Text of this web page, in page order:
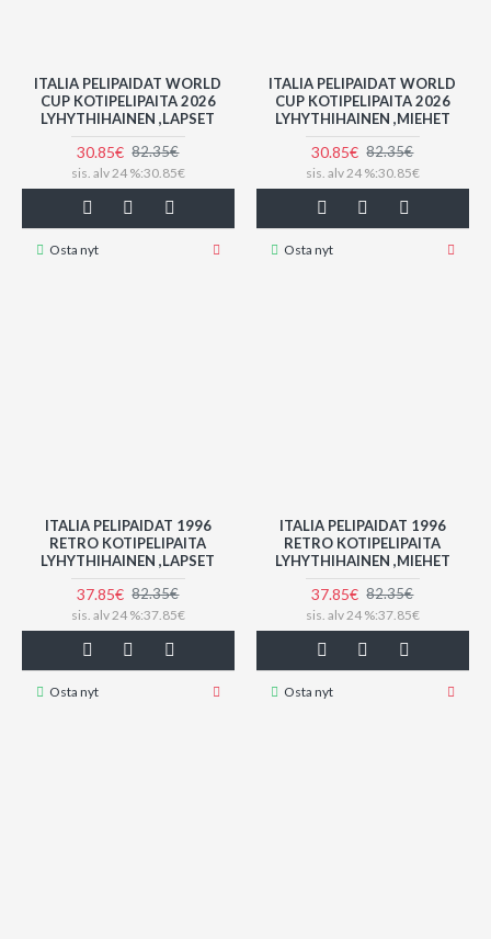
ITALIA PELIPAIDAT WORLD
CUP KOTIPELIPAITA 2026
LYHYTHIHAINEN ,LAPSET
30.85€ 82.35€
sis. alv 24 %:30.85€
Osta nyt
ITALIA PELIPAIDAT WORLD
CUP KOTIPELIPAITA 2026
LYHYTHIHAINEN ,MIEHET
30.85€ 82.35€
sis. alv 24 %:30.85€
Osta nyt
ITALIA PELIPAIDAT 1996
RETRO KOTIPELIPAITA
LYHYTHIHAINEN ,LAPSET
37.85€ 82.35€
sis. alv 24 %:37.85€
Osta nyt
ITALIA PELIPAIDAT 1996
RETRO KOTIPELIPAITA
LYHYTHIHAINEN ,MIEHET
37.85€ 82.35€
sis. alv 24 %:37.85€
Osta nyt